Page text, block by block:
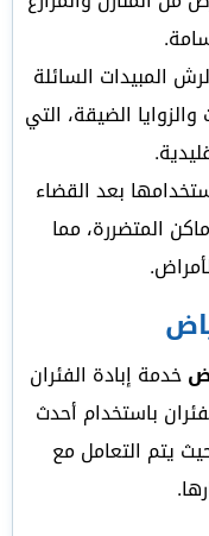
المبيدات السائلة
الضيقة، التي
بعد القضاء
المتضررة، مما
خدمة إبادة الفئران
باستخدام أحدث
يتم التعامل مع